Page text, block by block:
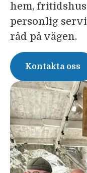
hem,
personlig
råd på vägen.
Kontakta oss